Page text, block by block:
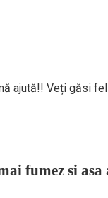
ajută!! Veți găsi
fumez si asa